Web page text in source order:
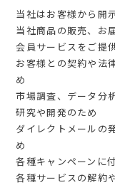
当社はお客様から開
当社商品の販売、お
会員サービスをご提
お客様との契約や法
め
市場調査、データ分
研究や開発のため
ダイレクトメールの
め
各種キャンペーンに
各種サービスの解約